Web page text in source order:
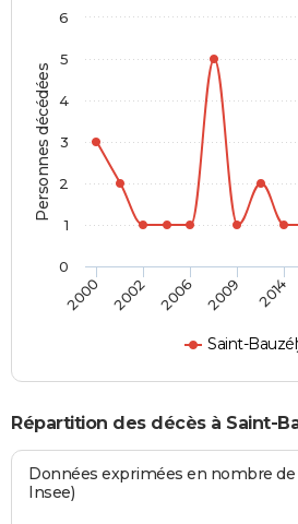
Personnes décédées
Saint-
2000 2002 2006 2009 2014
0
1
2
3
4
5
6
Répartition des décès à Saint-
Données exprimées en nombre de
Insee)